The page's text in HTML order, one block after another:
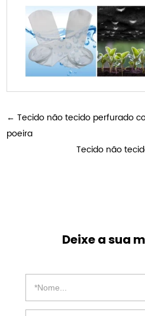
←Tecido não tecido perfurado
poeira
Tecido não
Deixe a sua